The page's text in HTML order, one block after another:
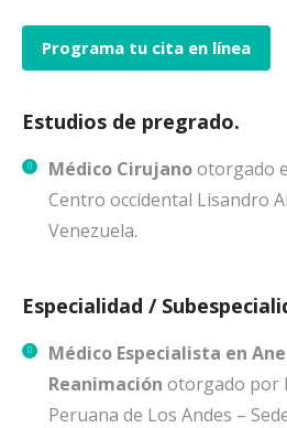
Programa tu cita en línea
Estudios de pregrado.
Médico Cirujanootorgado
Centro occidental Lisandro
Venezuela.
Especialidad /
Médico Especialista en
Reanimación otorgado por
Peruana de Los Andes –